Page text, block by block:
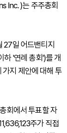
Inc. )는 주주총회
27일 어드밴티지
'연례 총회')를 개
가지 제안에 대해 투
회에서 투표할 자
주가 직접